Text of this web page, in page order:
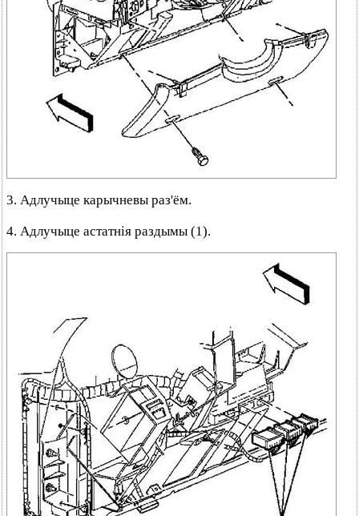
3. Адлучыце карычневы раз'ём.
4. Адлучыце астатнія раздымы (1).